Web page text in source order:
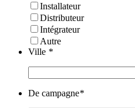
Installateur
Distributeur
Intégrateur
Autre
Ville *
De campagne*